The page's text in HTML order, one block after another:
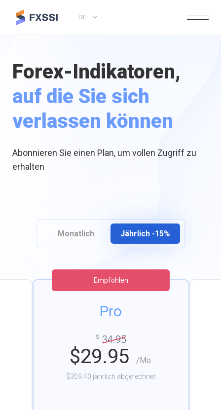
DE
Forex-Indikatoren,
auf die Sie sich
verlassen können
Abonnieren Sie einen Plan, um vollen Zugriff zu
erhalten
Monatlich Jährlich -15%
Pro
$ 34.95
$29.95 /Mo
$359.40 jährlich abgerechnet
Empfohlen